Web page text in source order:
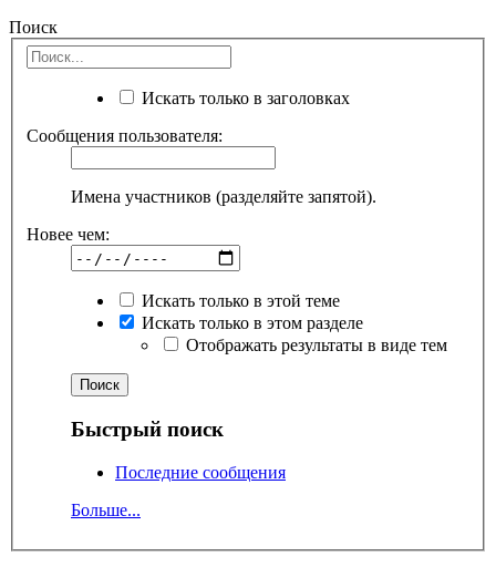
Поиск
Искать только в заголовках
Сообщения пользователя:
Имена участников (разделяйте запятой).
Новее чем:
Искать только в этой теме
Искать только в этом разделе
Отображать результаты в виде тем
Быстрый поиск
Последние сообщения
Больше...